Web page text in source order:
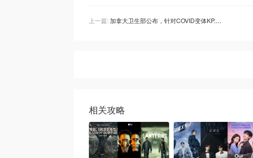
上一篇:加拿大卫生部公布，针对COVID变体KP.2的疫苗上市！这几类人群有必要接种！
相关攻略